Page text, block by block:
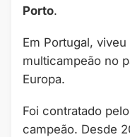
Porto.
Em Portugal,
multicampeão no
Europa.
Foi contratado pelo
campeão. Desde